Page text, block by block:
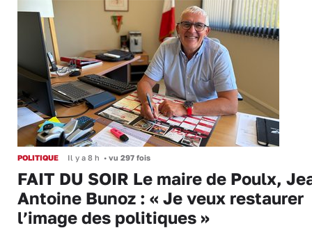
POLITIQUE Il y a 8 h • vu 297 fois
FAIT DU SOIR Le maire de Poulx,
Antoine Bunoz : « Je veux restaurer
l’image des politiques »